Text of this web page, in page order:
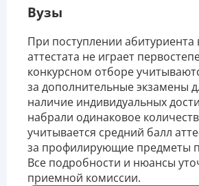
Вузы
При поступлении абитуриента
аттестата не играет
конкурсном отборе
за дополнительные экзамены
наличие индивидуальных
набрали одинаковое
учитывается средний балл
за профилирующие предметы
Все подробности и нюансы
приемной комиссии.